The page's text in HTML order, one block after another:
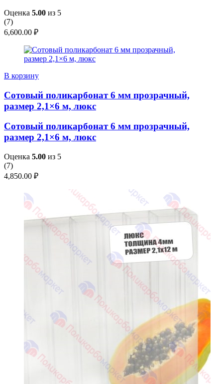
Оценка 5.00 из 5
(7)
6,600.00 ₽
В корзину
Сотовый поликарбонат 6 мм прозрачный,
размер 2,1×6 м, люкс
Сотовый поликарбонат 6 мм прозрачный,
размер 2,1×6 м, люкс
Оценка 5.00 из 5
(7)
4,850.00 ₽